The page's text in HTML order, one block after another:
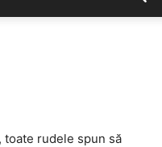
toate rudele spun să